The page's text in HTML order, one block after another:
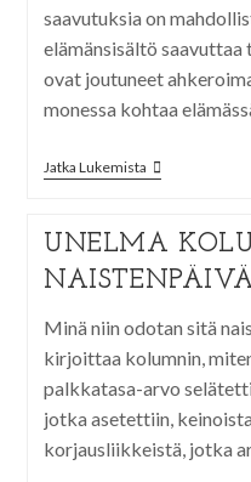
saavutuksia on
elämänsisältö
ovat joutuneet
monessa kohtaa
Jatka Lukemista
UNELMA
Minä niin odotan sitä
kirjoittaa kolumnin,
palkkatasa-arvo
jotka asetettiin,
korjausliikkeistä, jotka